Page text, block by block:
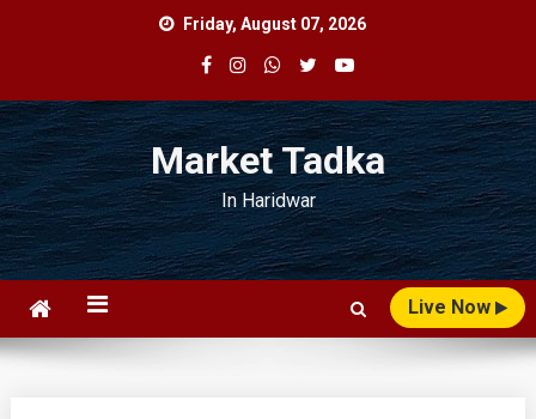
Friday, August 07, 2026
Market Tadka
In Haridwar
Live Now